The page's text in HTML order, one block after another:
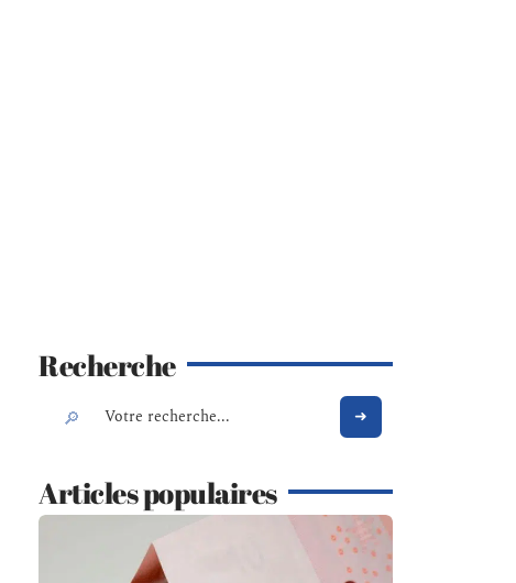
Recherche
Articles populaires